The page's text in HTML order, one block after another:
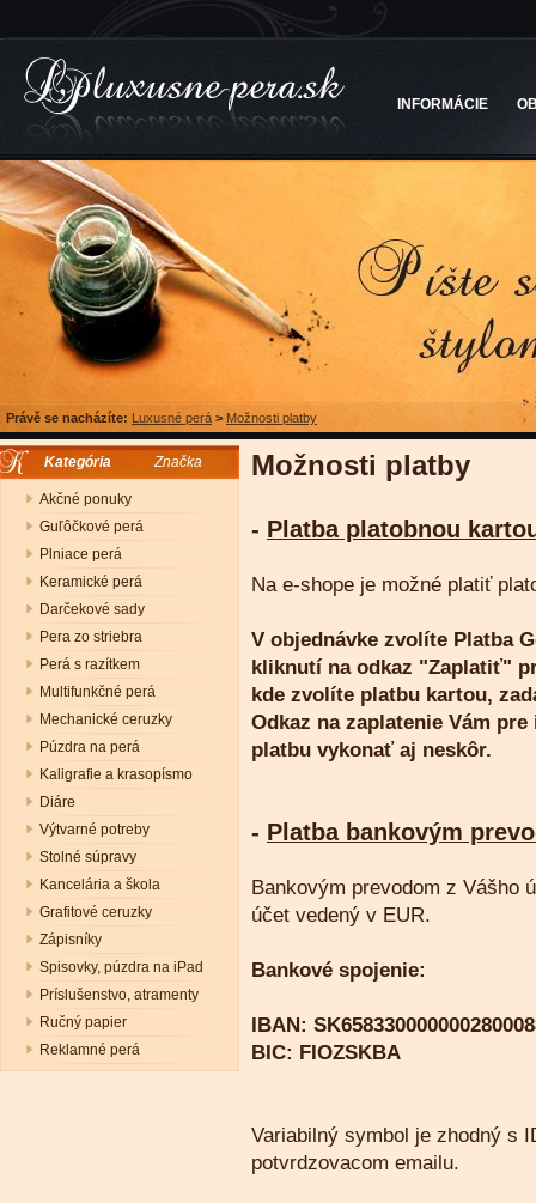
INFORMÁCIE
Právě se nacházíte: Luxusné perá > Možnosti platby
Kategória Značka
Akčné ponuky
Guľôčkové perá
Plniace perá
Keramické perá
Darčekové sady
Pera zo striebra
Perá s razítkem
Multifunkčné perá
Mechanické ceruzky
Púzdra na perá
Kaligrafie a krasopísmo
Diáre
Výtvarné potreby
Stolné súpravy
Kancelária a škola
Grafitové ceruzky
Zápisníky
Spisovky, púzdra na iPad
Príslušenstvo, atramenty
Ručný papier
Reklamné perá
Možnosti platby
- Platba platobnou
Na e-shope je možné platiť
V objednávke zvolíte Platba
kliknutí na odkaz "Zaplatiť"
kde zvolíte platbu kartou,
Odkaz na zaplatenie Vám
platbu vykonať aj neskôr.
- Platba bankovým
Bankovým prevodom z Vášho
účet vedený v EUR.
Bankové spojenie:
IBAN:
BIC: FIOZSKBA
Variabilný symbol je zhodný s
potvrdzovacom emailu.